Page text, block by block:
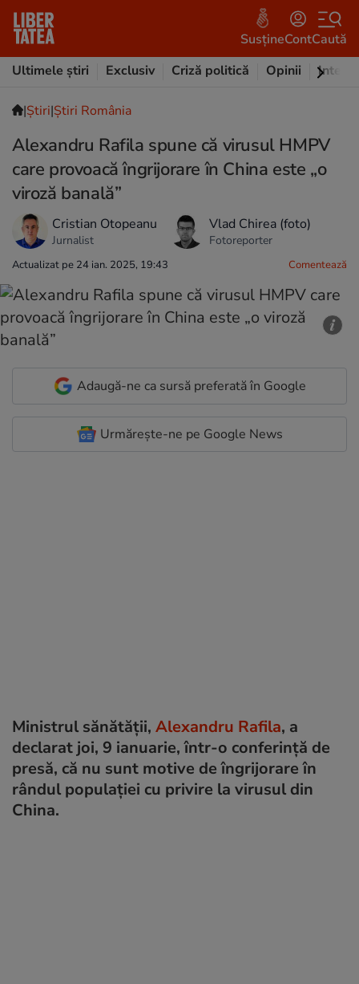
SusțineContCaută
Ultimele știri
Exclusiv Criză politică Opinii
|Ştiri|Știri România
Alexandru Rafila spune că virusul HMPV
care provoacă îngrijorare în China este „o
viroză banală”
Cristian Otopeanu
Jurnalist
Vlad Chirea (foto)
Fotoreporter
Actualizat pe 24 ian. 2025, 19:43 Comentează
Adaugă-ne ca sursă preferată în Google
Urmărește-ne pe Google News
Ministrul sănătăţii, Alexandru Rafila, a
declarat joi, 9 ianuarie, într-o conferință de
presă, că nu sunt motive de îngrijorare în
rândul populației cu privire la virusul din
China.